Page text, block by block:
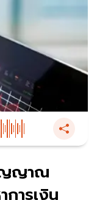
ญญาณ
ารเงิน